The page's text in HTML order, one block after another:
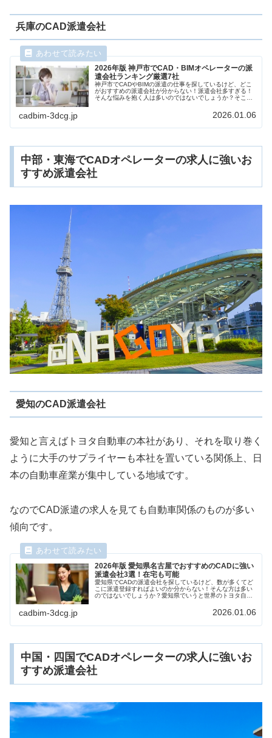
兵庫のCAD派遣会社
2026年版 神戸市でCAD・BIMオペレーターの派
遣会社ランキング厳選7社
神戸市でCADやBIMの派遣の仕事を探しているけど、どこ
がおすすめの派遣会社が分からない！派遣会社多すぎる！
そんな悩みを抱く人は多いのではないでしょうか？そこで
数だけでなく働きやすさなども比較しながらご紹介しま
cadbim-3dcg.jp 2026.01.06
中部・東海でCADオペレーターの求人に強いお
すすめ派遣会社
愛知のCAD派遣会社
愛知と言えばトヨタ自動車の本社があり、それを取り巻く
ように大手のサプライヤーも本社を置いている関係上、日
本の自動車産業が集中している地域です。
なのでCAD派遣の求人を見ても自動車関係のものが多い
傾向です。
2026年版 愛知県名古屋でおすすめのCADに強い
派遣会社3選！在宅も可能
愛知県でCADの派遣会社を探しているけど、数が多くてど
こに派遣登録すればよいのか分からない！そんな方は多い
のではないでしょうか？愛知県でいうと世界のトヨタ自動
ンなどの大手サプライヤーも本社があります。今回は、そ
んな愛知県でCADに強い派遣会社をご紹介します。
cadbim-3dcg.jp 2026.01.06
中国・四国でCADオペレーターの求人に強いお
すすめ派遣会社